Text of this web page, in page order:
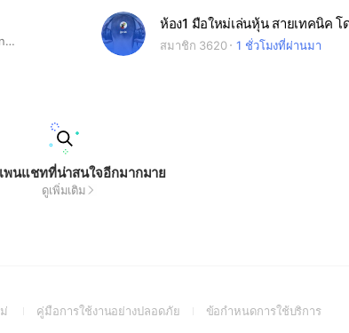
#ข้อมูลข่าวสารการลงทุน #หุ้นแนะนำ #Line ID : veerapol.l #คม ทัน เฉียบ
สมาชิก 3620 1 ชั่วโมงที่ผ่านมา
พนแชทที่น่าสนใจอีกมากมาย
ดูเพิ่มเติม
(Openคู่มือการใช้งานอย่างปลอดภัย(Openข้อกำหนดการใช้บริการ(Open